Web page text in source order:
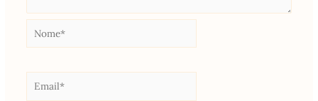
Nome*
Email*